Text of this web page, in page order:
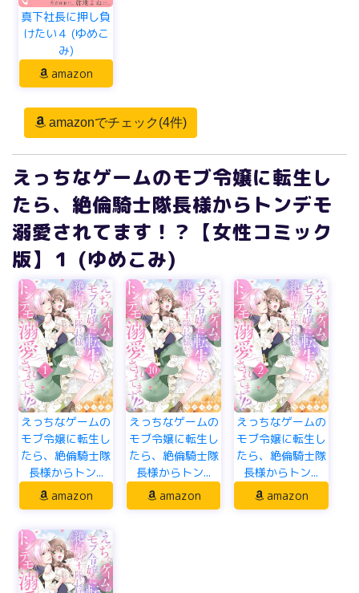
真下社長に押し負
けたい４ (ゆめこ
み)
amazon
amazonでチェック(4件)
えっちなゲームのモブ令嬢に転生し
たら、絶倫騎士隊長様からトンデモ
溺愛されてます！？【女性コミック
版】１ (ゆめこみ)
えっちなゲームの
モブ令嬢に転生し
たら、絶倫騎士隊
長様からトン...
amazon
えっちなゲームの
モブ令嬢に転生し
たら、絶倫騎士隊
長様からトン...
amazon
えっちなゲームの
モブ令嬢に転生し
たら、絶倫騎士隊
長様からトン...
amazon